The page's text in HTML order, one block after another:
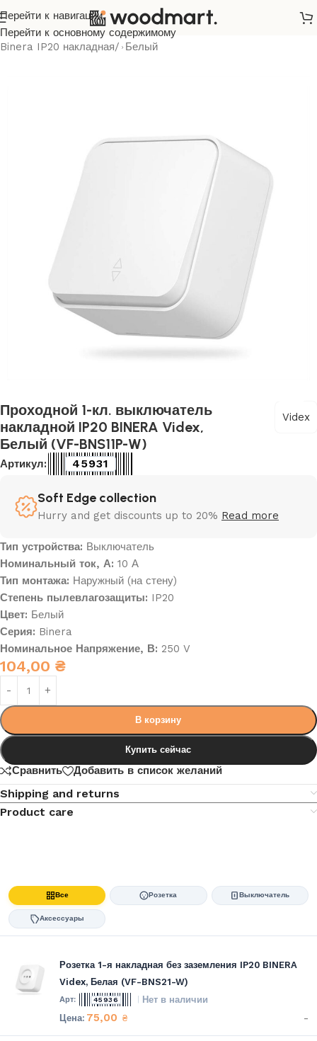
Перейти к навигации
Перейти к основному содержимому
Главная/ Розетки и выключатели/
Binera IP20 накладная/ Белый
Проходной 1-кл. выключатель
накладной IP20 BINERA Videx,
Белый (VF-BNS11P-W)
Videx
Артикул: 45931
Soft Edge collection
Hurry and get discounts up to 20% Read more
Тип устройства: Выключатель
Номинальный ток, А: 10 А
Тип монтажа: Наружный (на стену)
Степень пылевлагозащиты: IP20
Цвет: Белый
Серия: Binera
Номинальное Напряжение, В: 250 V
104,00 ₴
В корзину
Купить сейчас
Сравнить Добавить в список желаний
Shipping and returns
Product care
Все Розетка Выключатель
Аксессуары
Розетка 1-я накладная без заземления IP20 BINERA
Videx, Белая (VF-BNS21-W)
45936 Нет в наличии
75,00 ₴ -